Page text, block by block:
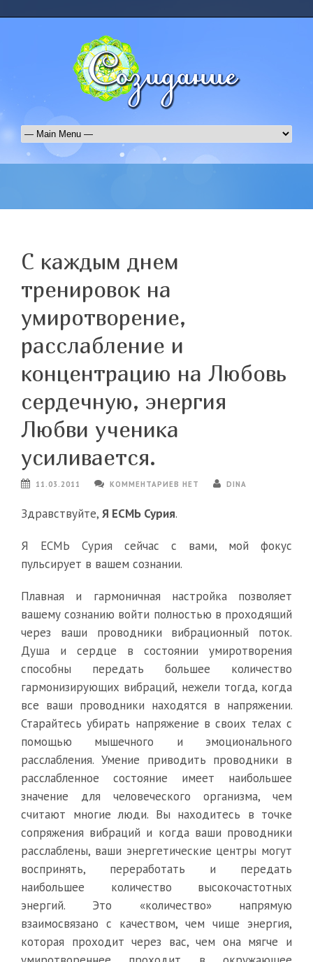
С каждым днем
тренировок на
умиротворение,
расслабление и
концентрацию на Любовь
сердечную, энергия
Любви ученика
усиливается.
11.03.2011 КОММЕНТАРИЕВ НЕТ DINA
Здравствуйте, Я ЕСМЬ Сурия.
Я ЕСМЬ Сурия сейчас с вами, мой фокус
пульсирует в вашем сознании.
Плавная и гармоничная настройка позволяет
вашему сознанию войти полностью в проходящий
через ваши проводники вибрационный поток.
Душа и сердце в состоянии умиротворения
способны передать большее количество
гармонизирующих вибраций, нежели тогда, когда
все ваши проводники находятся в напряжении.
Старайтесь убирать напряжение в своих телах с
помощью мышечного и эмоционального
расслабления. Умение приводить проводники в
расслабленное состояние имеет наибольшее
значение для человеческого организма, чем
считают многие люди. Вы находитесь в точке
сопряжения вибраций и когда ваши проводники
расслаблены, ваши энергетические центры могут
воспринять, переработать и передать
наибольшее количество высокочастотных
энергий. Это «количество» напрямую
взаимосвязано с качеством, чем чище энергия,
которая проходит через вас, чем она мягче и